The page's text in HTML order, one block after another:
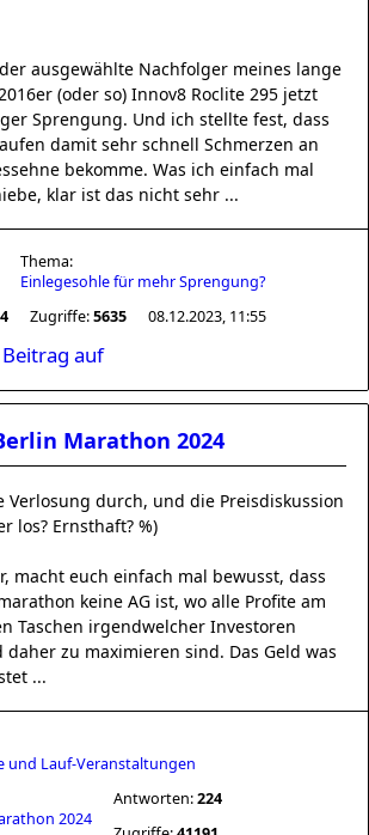
ausgewählte Nachfolger meines lange
(oder so) Innov8 Roclite 295 jetzt
Sprengung. Und ich stellte fest, dass
damit sehr schnell Schmerzen an
bekomme. Was ich einfach mal
klar ist das nicht sehr ...
Thema:
Einlegesohle für mehr Sprengung?
4 Zugriffe:5635 08.12.2023, 11:55
auf
Marathon 2024
Verlosung durch, und die Preisdiskussion
los? Ernsthaft? %)
macht euch einfach mal bewusst, dass
keine AG ist, wo alle Profite am
Taschen irgendwelcher Investoren
daher zu maximieren sind. Das Geld was
...
und Lauf-Veranstaltungen
2024
Antworten:224